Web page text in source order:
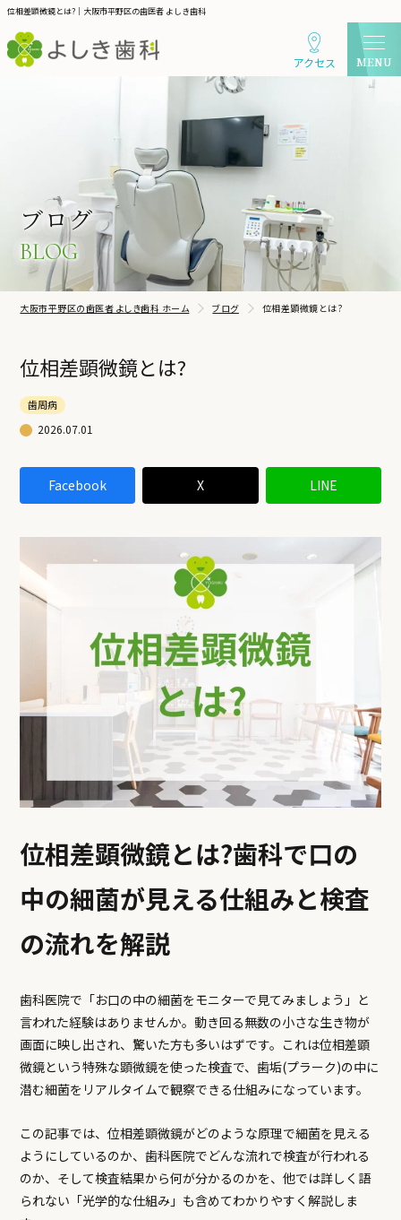
位相差顕微鏡とは?｜大阪市平野区の歯医者 よしき歯科
アクセス
ブログ
BLOG
大阪市平野区の歯医者 よしき歯科 ホーム ブログ 位相差顕微鏡とは?
位相差顕微鏡とは?
歯周病
2026.07.01
Facebook X LINE
位相差顕微鏡とは?歯科で口の
中の細菌が見える仕組みと検査
の流れを解説
歯科医院で「お口の中の細菌をモニターで見てみましょう」と
言われた経験はありませんか。動き回る無数の小さな生き物が
画面に映し出され、驚いた方も多いはずです。これは位相差顕
微鏡という特殊な顕微鏡を使った検査で、歯垢(プラーク)の中に
潜む細菌をリアルタイムで観察できる仕組みになっています。
この記事では、位相差顕微鏡がどのような原理で細菌を見える
ようにしているのか、歯科医院でどんな流れで検査が行われる
のか、そして検査結果から何が分かるのかを、他では詳しく語
られない「光学的な仕組み」も含めてわかりやすく解説しま